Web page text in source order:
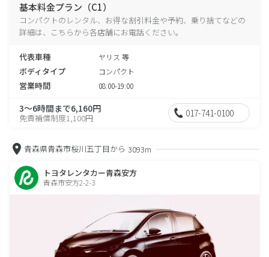
基本料金プラン（C1）
コンパクトのレンタル、お得な割引料金や予約、乗り捨てなどの
詳細は、こちらから各店舗にお電話ください。
代表車種 ヤリス 等
ボディタイプ コンパクト
営業時間 08:00-19:00
3～6時間まで6,160円
免責補償制度1,100円 017-741-0100
青森県青森市桜川五丁目から 3093m
トヨタレンタカー青森安方
青森市安方2-2-3